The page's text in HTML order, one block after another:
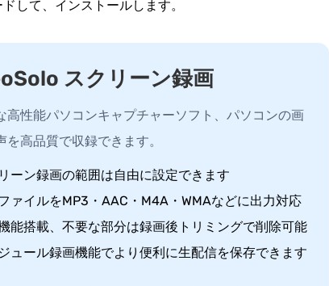
して、インストールします。
スクリーン録画
高性能パソコンキャプチャーソフト、パソコンの画
を高品質で収録できます。
ーン録画の範囲は自由に設定できます
ァイルをMP3・AAC・M4A・WMAなどに出力対応
能搭載、不要な部分は録画後トリミングで削除可能
ュール録画機能でより便利に生配信を保存できます